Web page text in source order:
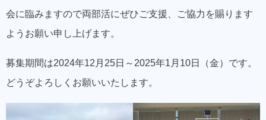
会に臨みますので両部活にぜひご支援、ご協力を賜ります
ようお願い申し上げます。
募集期間は2024年12月25日～2025年1月10日（金）です。
どうぞよろしくお願いいたします。